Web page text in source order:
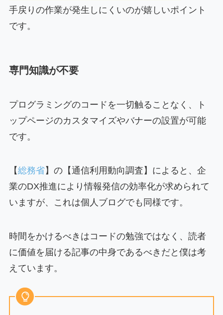
手戻りの作業が発生しにくいのが嬉しいポイント
です。
専門知識が不要
プログラミングのコードを一切触ることなく、ト
ップページのカスタマイズやバナーの設置が可能
です。
【総務省】の【通信利用動向調査】によると、企
業のDX推進により情報発信の効率化が求められて
いますが、これは個人ブログでも同様です。
時間をかけるべきはコードの勉強ではなく、読者
に価値を届ける記事の中身であるべきだと僕は考
えています。